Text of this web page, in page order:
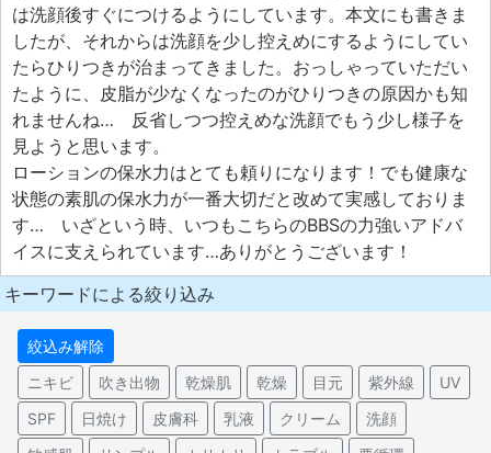
は洗顔後すぐにつけるようにしています。本文にも書きま
したが、それからは洗顔を少し控えめにするようにしてい
たらひりつきが治まってきました。おっしゃっていただい
たように、皮脂が少なくなったのがひりつきの原因かも知
れませんね… 反省しつつ控えめな洗顔でもう少し様子を
見ようと思います。
ローションの保水力はとても頼りになります！でも健康な
状態の素肌の保水力が一番大切だと改めて実感しておりま
す… いざという時、いつもこちらのBBSの力強いアドバ
イスに支えられています…ありがとうございます！
キーワードによる絞り込み
絞込み解除
ニキビ
吹き出物 乾燥肌 乾燥 目元 紫外線
UV
SPF
日焼け 皮膚科 乳液 クリーム
洗顔